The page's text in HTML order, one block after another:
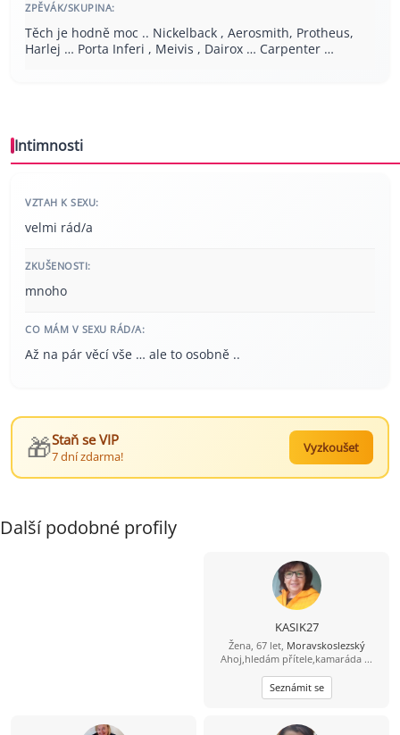
ZPĚVÁK/SKUPINA:
Těch je hodně moc .. Nickelback , Aerosmith, Protheus,
Harlej … Porta Inferi , Meivis , Dairox … Carpenter …
Intimnosti
VZTAH K SEXU:
velmi rád/a
ZKUŠENOSTI:
mnoho
CO MÁM V SEXU RÁD/A:
Až na pár věcí vše … ale to osobně ..
🎁Staň se VIP
7 dní zdarma!
Vyzkoušet
Další podobné profily
KASIK27
Žena, 67 let, Moravskoslezský
Ahoj,hledám přítele,kamaráda ...
Seznámit se